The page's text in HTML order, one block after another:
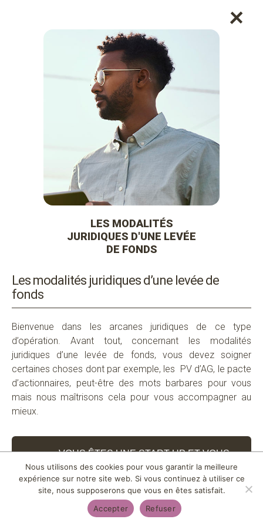
LES MODALITÉS
D'UNE LEVÉE DE
VOUS ÊTES UNE START UP ET VOUS
AIMERIEZ ÊTRE ACCOMPAGNÉE ?
LES MODALITÉS
JURIDIQUES D'UNE LEVÉE
DE FONDS
Les modalités juridiques d’une levée de
fonds
Bienvenue dans les arcanes juridiques de ce type
d’opération. Avant tout,
concernant les modalités
juridiques d’une levée de fonds,
vous devez soigner
certaines choses dont par exemple, les PVd’AG, le pacte
d’actionnaires, peut-être des mots barbares pour vous
mais nous maîtrisons cela pour vous accompagner au
mieux.
VOUS ÊTES UNE START UP ET VOUS
AIMERIEZ ÊTRE ACCOMPAGNÉE ?
+
Nous utilisons des cookies pour vous garantir la meilleure
expérience sur notre site web. Si vous continuez à utiliser ce
site, nous supposerons que vous en êtes satisfait.
Accepter
Refuser